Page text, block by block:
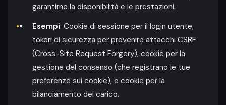
garantirne la disponibilità e le prestazioni.
Esempi: Cookie di sessione per il login utente,
token di sicurezza per prevenire attacchi CSRF
(Cross-Site Request Forgery), cookie per la
gestione del consenso (che registrano le tue
preferenze sui cookie), e cookie per la
bilanciamento del carico.